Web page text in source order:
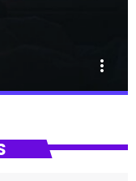
more_vert